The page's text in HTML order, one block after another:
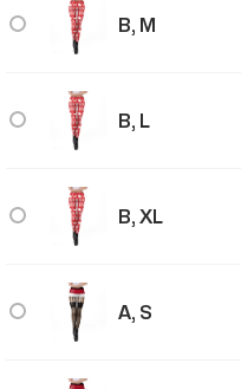
B, M
B, L
B, XL
A, S